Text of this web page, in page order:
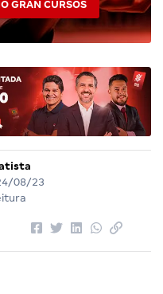
GRAN CURSOS
08/23